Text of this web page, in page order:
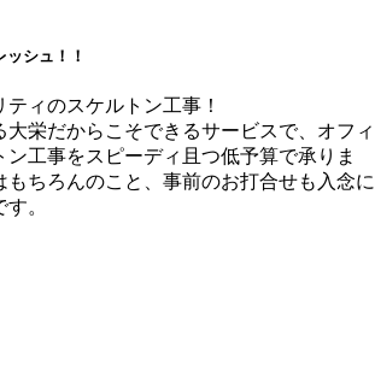
シュ！！
ィのスケルトン工事！
大栄だからこそできるサービスで、オフィ
ン工事をスピーディ且つ低予算で承りま
もちろんのこと、事前のお打合せも入念に
。